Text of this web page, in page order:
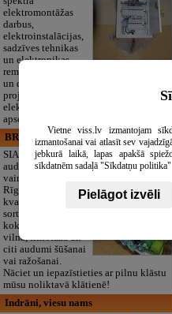
elektromontāžas
darbus,
elektroinstalācijas,
sadzīves tehnikas
un elektronikas
remontu, vājstrāvas
un drošības sistēmu izbūvi, kā arī
projektēšanu, mērījumus un
elektrosaimniecības drošības riskus
apsekošanu.
BRISTOLS ES, SIA
SIA "Bristols ES"
audumu outlet un
vairumtirdzniecība
Rīgā. Plašs un
kvalitatīvs tekstila
sortiments:
kokvilna, lins, zīds,
vilna, trikotāža un
citi audumi šūšanai
vai ražošanai.
Nāciet un iepazīstieties ar pilnu klāstu
mūsu noliktavā klātienē!
Indrāni, viesu nams
Vietne viss.lv izmantojam
izmantošanai vai atlasīt sev
jebkurā laikā, lapas apakšā
sīkdatnēm sadaļā "Sīkdatņu politika"
Pielāgot izvēli